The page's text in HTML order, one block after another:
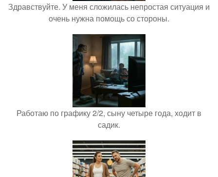
Здравствуйте. У меня сложилась непростая ситуация и
очень нужна помощь со стороны.
Работаю по графику 2/2, сыну четыре года, ходит в
садик.